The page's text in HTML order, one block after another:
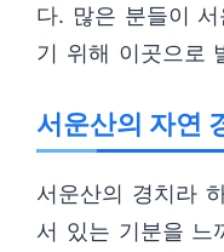
다. 많은 분들이
기 위해 이곳으로
서운산의 자연
서운산의 경치라
서 있는 기분을 느